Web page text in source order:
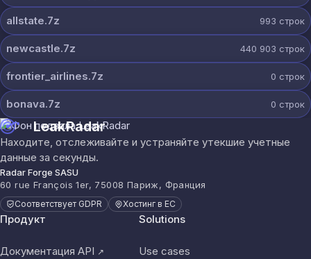
allstate.7z 993 строк
newcastle.7z 440 903 строк
frontier_airlines.7z 0 строк
bonava.7z 0 строк
LeakRadar
Находите, отслеживайте и устраняйте утекшие учетные
данные за секунды.
Radar Forge SASU
60 rue François 1er, 75008 Париж, Франция
Соответствует GDPR Хостинг в ЕС
Продукт
Документация API ↗
Solutions
Use cases